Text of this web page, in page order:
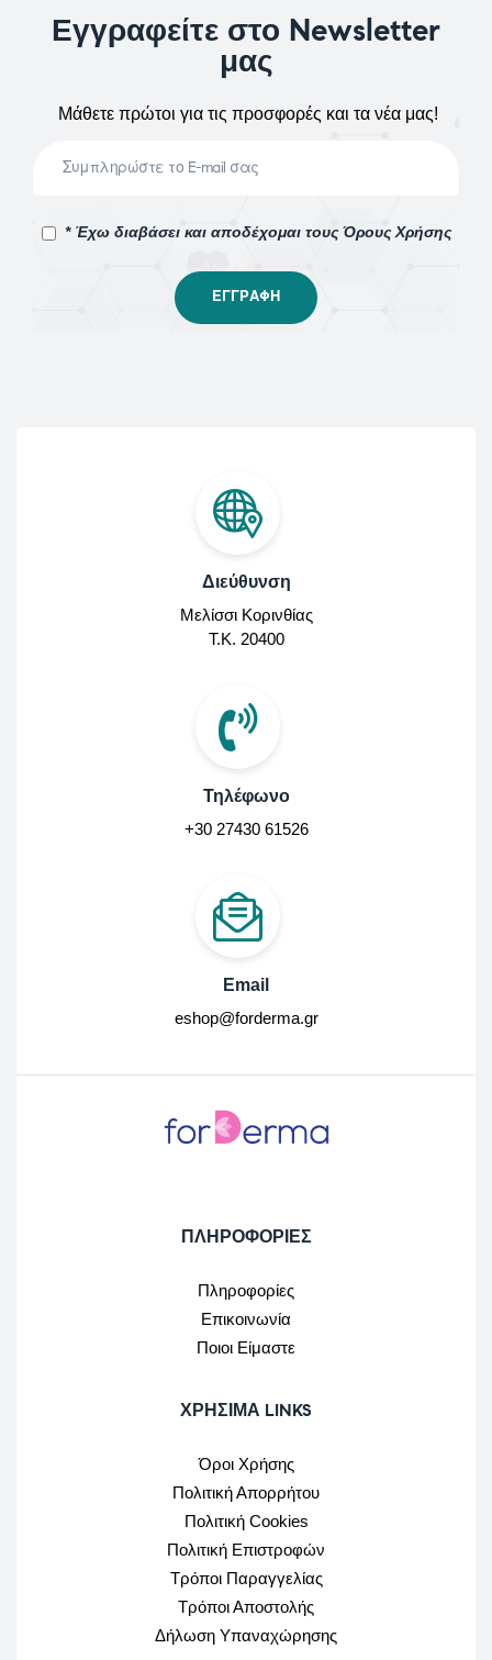
Εγγραφείτε στο Newsletter
μας
Μάθετε πρώτοι για τις προσφορές και τα νέα μας!
* Έχω διαβάσει και αποδέχομαι τους Όρους Χρήσης
Διεύθυνση
Μελίσσι Κορινθίας
Τ.Κ. 20400
Τηλέφωνο
+30 27430 61526
Email
eshop@forderma.gr
ΠΛΗΡΟΦΟΡΙΕΣ
Πληροφορίες
Επικοινωνία
Ποιοι Είμαστε
ΧΡΉΣΙΜΑ LINKS
Όροι Χρήσης
Πολιτική Απορρήτου
Πολιτική Cookies
Πολιτική Επιστροφών
Τρόποι Παραγγελίας
Τρόποι Αποστολής
Δήλωση Υπαναχώρησης